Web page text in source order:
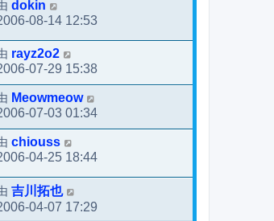
dokin
08-14 12:53
rayz2o2
07-29 15:38
Meowmeow
07-03 01:34
chiouss
04-25 18:44
吉川拓也
04-07 17:29